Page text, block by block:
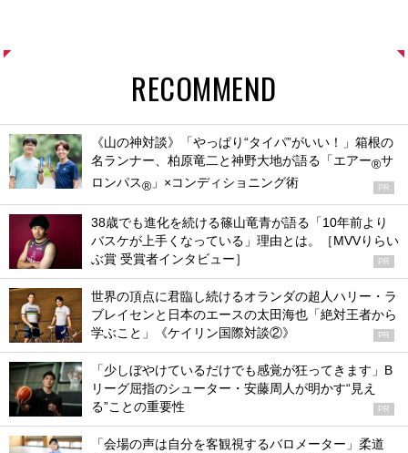
RECOMMEND
《山の神対談》「やっぱり“タイパ”がいい！」箱根の
名ランナー、柏原竜二と神野大地が語る「エアー®サ
ロンパス® 」×コンディショニング術 PR
38歳でも進化を続ける篠山竜青が語る「10年前より
バスケが上手くなっている」理由とは。［MVVりらい
ぶ賞 受賞者インタビュー］
PR
世界の頂点に君臨し続けるオランダの超人ハリー・ラ
ブレイセンと日本のエースの太田海也「絶対王者から
学ぶこと」《ケイリン国際対談②》
PR
「少しぼやけているだけでも感覚が狂ってきます」B
リーグ屈指のシューター・安藤周人が明かす“見え
る”ことの重要性
PR
「会場の声は自分を客観視するバロメーター」柔道